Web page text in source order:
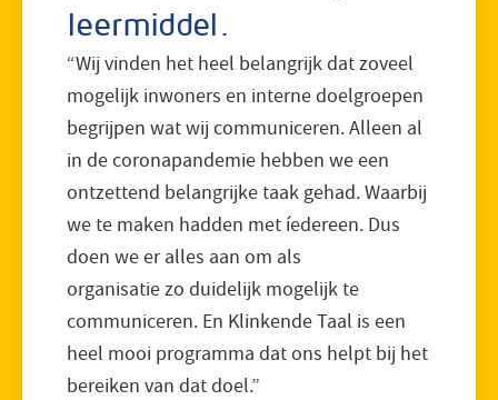
leermiddel.
“Wij vinden het heel belangrijk dat zoveel
mogelijk inwoners en interne doelgroepen
begrijpen wat wij communiceren. Alleen al
in de coronapandemie hebben we een
ontzettend belangrijke taak gehad. Waarbij
we te maken hadden met íedereen. Dus
doen we er alles aan om als
organisatie zo duidelijk mogelijk te
communiceren. En Klinkende Taal is een
heel mooi programma dat ons helpt bij het
bereiken van dat doel.”